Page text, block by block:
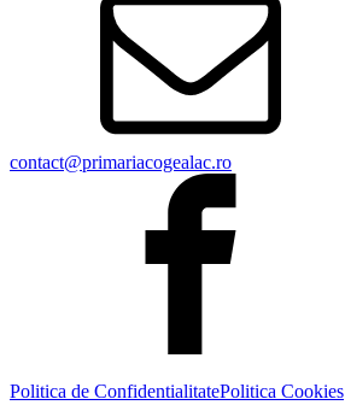
contact@primariacogealac.ro
Politica de ConfidentialitatePolitica Cookies